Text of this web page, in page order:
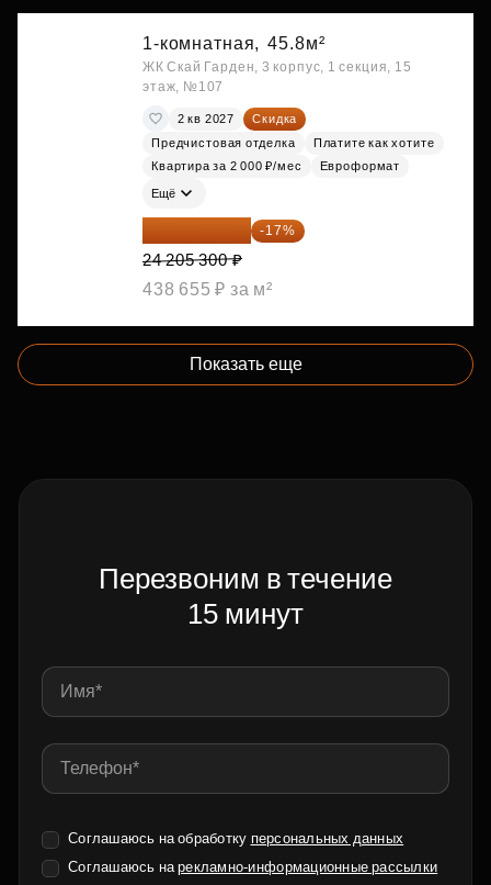
1-комнатная, 45.8м²
ЖК Скай Гарден, 3 корпус, 1 секция, 15
этаж, №107
2 кв 2027
Скидка
Предчистовая отделка
Платите как хотите
Квартира за 2 000 ₽/мес
Евроформат
Ещё
20 090 399 ₽ -17%
24 205 300 ₽
438 655 ₽ за м²
Показать еще
Перезвоним в течение
15 минут
Соглашаюсь на обработку персональных данных
Соглашаюсь нарекламно-информационные рассылки